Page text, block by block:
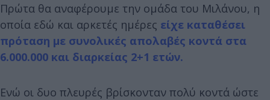
Πρώτα θα αναφέρουμε την ομάδα του Μιλάνου, η
οποία εδώ και αρκετές ημέρες είχε καταθέσει
πρόταση με συνολικές απολαβές κοντά στα
6.000.000 και διαρκείας 2+1 ετών.
Ενώ οι δυο πλευρές βρίσκονταν πολύ κοντά ώστε